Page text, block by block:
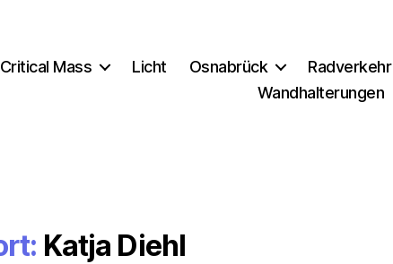
Critical Mass Licht Osnabrück Radverkehr
Wandhalterungen
Katja Diehl